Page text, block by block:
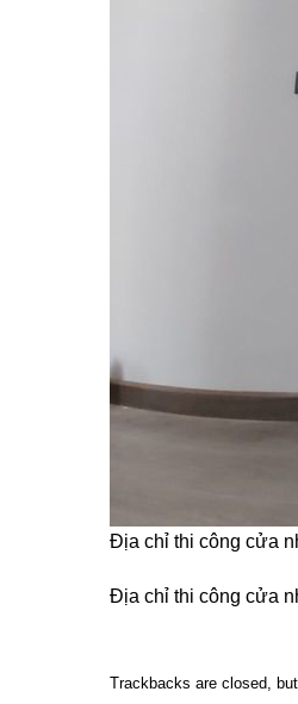
Địa chỉ thi công cửa
Địa chỉ thi công cửa
Trackbacks are closed,